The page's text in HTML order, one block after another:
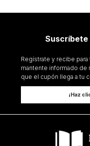
Regístrate y recibe
mantente informado de
que el cupón llega a tu
¡Haz